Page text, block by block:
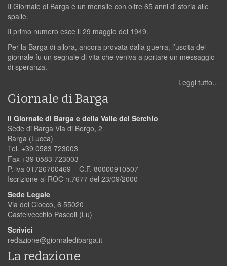
Il Giornale di Barga è un mensile con oltre 65 anni di storia alle
spalle.
Il primo numero esce il 29 maggio del 1949.
Per la Barga di allora, ancora provata dalla guerra, l’uscita del
giornale fu un segnale di vita che veniva a portare un messaggio
di speranza.
Leggi tutto…
Giornale di Barga
Il Giornale di Barga e della Valle del Serchio
Sede di Barga Via di Borgo, 2
Barga (Lucca)
Tel. +39 0583 723003
Fax +39 0583 723003
P. iva 01726700469 – C.F. 80000910507
Iscrizione al ROC n.7677 del 23/09/2000
Sede Legale
Via del Ciocco, 6 55020
Castelvecchio Pascoli (Lu)
Scrivici
redazione@giornaledibarga.it
La redazione